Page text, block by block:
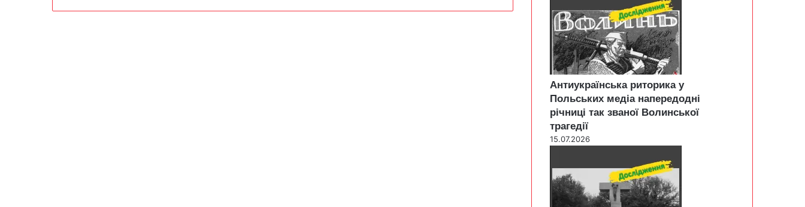
Антиукраїнська риторика у
Польських медіа напередодні
річниці так званої Волинської
трагедії
15.07.2026